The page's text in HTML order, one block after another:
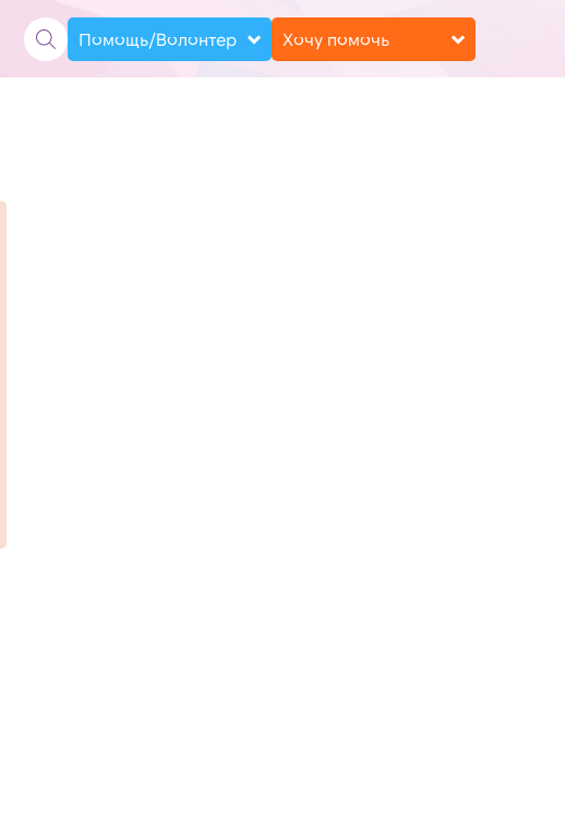
Помощь/Волонтер Хочу помочь